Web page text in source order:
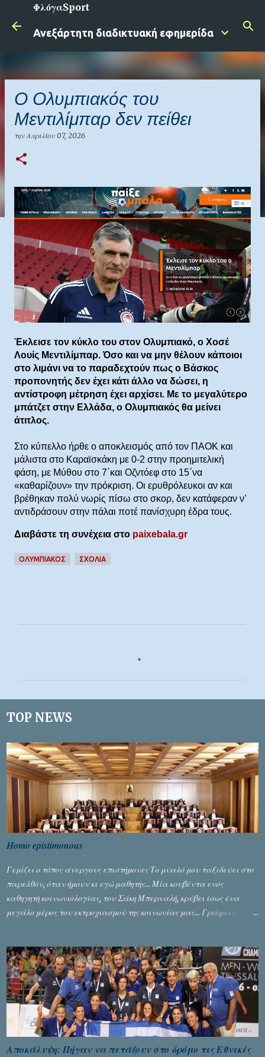
Μετάβαση στο κύριο περιεχόμενο
ΦλόγαSport
Ανεξάρτητη διαδικτυακή εφημερίδα
O Ολυμπιακός του
Μεντιλίμπαρ δεν πείθει
τηνΑπριλίου 07, 2026
Έκλεισε τον κύκλο του στον Ολυμπιακό, ο Χοσέ
Λουίς Μεντιλίμπαρ. Όσο και να μην θέλουν κάποιοι
στο λιμάνι να το παραδεχτούν πως ο Βάσκος
προπονητής δεν έχει κάτι άλλο να δώσει, η
αντίστροφη μέτρηση έχει αρχίσει. Με το μεγαλύτερο
μπάτζετ στην Ελλάδα, ο Ολυμπιακός θα μείνει
άτιτλος.
Στο κύπελλο ήρθε ο αποκλεισμός από τον ΠΑΟΚ και
μάλιστα στο Καραϊσκάκη με 0-2 στην προημιτελική
φάση, με Μύθου στο 7΄και Οζντόεφ στο 15΄να
«καθαρίζουν» την πρόκριση. Οι ερυθρόλευκοι αν και
βρέθηκαν πολύ νωρίς πίσω στο σκορ, δεν κατάφεραν ν’
αντιδράσουν στην πάλαι ποτέ πανίσχυρη έδρα τους.
Διαβάστε τη συνέχεια στο paixebala.gr
ΟΛΥΜΠΙΑΚΟΣ ΣΧΌΛΙΑ
ι
TOP NEWS
Homo epistimonous
Γεμίζει ο τόπος άνεργους επιστήμονες Το μυαλό μου ταξιδεύει στο
παρελθόν, όταν ήμουν κι εγώ μαθητής... Μία κουβέντα ενός
καθηγητή κοινωνιολογίας, του Σάκη Μπερναλή, κρύβει ίσως ένα
μεγάλο μέρος του εκτροχιασμού της κοινωνίας μας... Γράφει ο
Αποκάλυψη: Πήγαν να πετάξουν στο δρόμο τις Εθνικές